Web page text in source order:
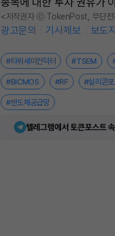
<저작권자 ⓒ TokenPost, 무단전
광고문의 기사제보 보도
#타워세미컨덕터 #TSEM
#BiCMOS #RF #실리콘
#반도체공급망
텔레그램에서 토큰포스트 속